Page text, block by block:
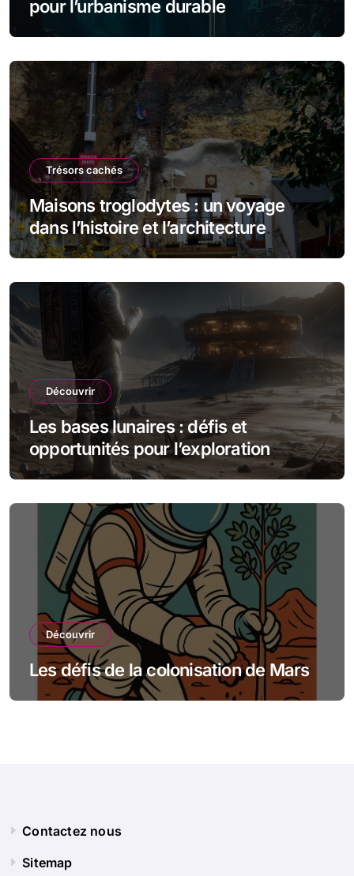
pour l’urbanisme durable
Trésors cachés
Maisons troglodytes : un voyage
dans l’histoire et l’architecture
souterraine
Découvrir
Les bases lunaires : défis et
opportunités pour l’exploration
spatiale
Découvrir
Les défis de la colonisation de Mars
Contactez nous
Sitemap